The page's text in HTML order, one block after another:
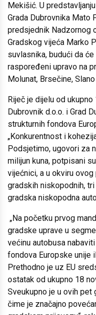
Mekišić. U
Grada Dubrovnika Mato
predsjednik Nadzornog
Gradskog vijeća Marko
suvlasnika, budući da
raspoređeni upravo na
Molunat, Brsečine,
Riječ je dijelu od
Dubrovnik d.o.o. i Grad
strukturnih fondova
„Konkurentnost i
Podsjetimo, ugovori za
milijun kuna, potpisani
vijećnici, a u okviru
gradskih niskopodnih,
gradska niskopodna
„Na početku prvog
gradske uprave u
većinu autobusa
fondova Europske unije
Prethodno je uz EU
ostatak od ukupno 18
Sveukupno je u ovih pet
čime je značajno